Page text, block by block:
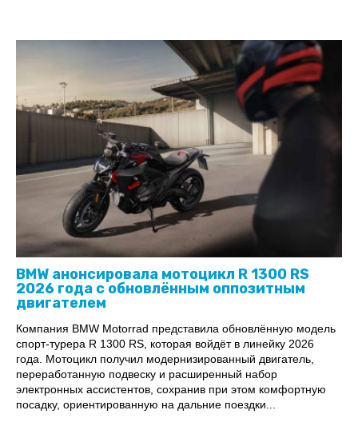
BMW анонсировала мотоцикл R 1300 RS
2026 года с обновлённым оппозитным
двигателем
Компания BMW Motorrad представила обновлённую модель
спорт-турера R 1300 RS, которая войдёт в линейку 2026
года. Мотоцикл получил модернизированный двигатель,
переработанную подвеску и расширенный набор
электронных ассистентов, сохранив при этом комфортную
посадку, ориентированную на дальние поездки...